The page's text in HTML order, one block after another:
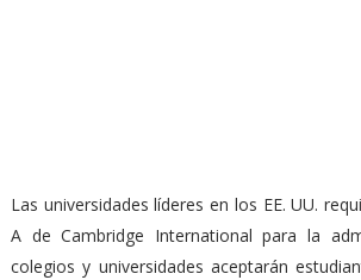
Las universidades líderes en los EE. UU.
A de Cambridge International para la
colegios y universidades aceptarán